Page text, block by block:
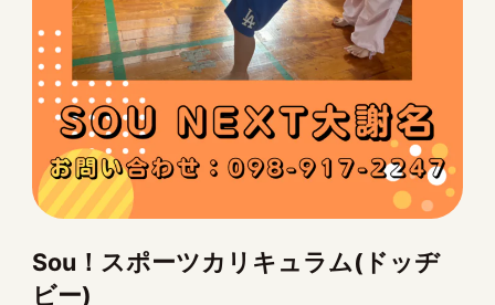
Sou！スポーツカリキュラム(ドッヂ
ビー)